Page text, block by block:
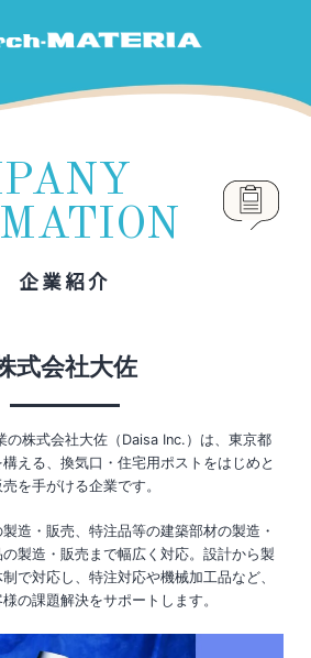
企業紹介
式会社大佐
の株式会社大佐（Daisa Inc.）は、東京都
える、換気口・住宅用ポストをはじめと
を手がける企業です。
造・販売、特注品等の建築部材の製造・
製造・販売まで幅広く対応。設計から製
で対応し、特注対応や機械加工品など、
の課題解決をサポートします。